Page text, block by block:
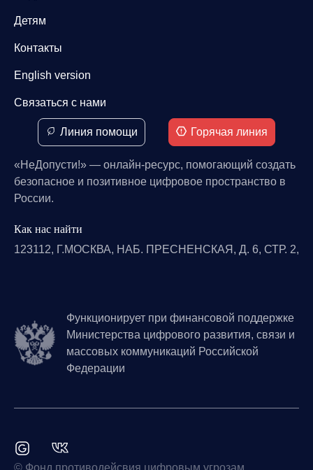
Детям
Контакты
English version
Связаться с нами
Линия помощи Горячая линия
«НеДопусти!» — онлайн-ресурс, помогающий создать
безопасное и позитивное цифровое пространство в
России.
Как нас найти
123112, Г.МОСКВА, НАБ. ПРЕСНЕНСКАЯ, Д. 6, СТР. 2,
Функционирует при финансовой поддержке
Министерства цифрового развития, связи и
массовых коммуникаций Российской
Федерации
© Фонд противодейсвия цифровым угрозам,